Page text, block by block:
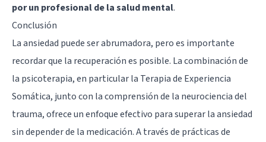
por un profesional de la salud mental.
Conclusión
La ansiedad puede ser abrumadora, pero es importante
recordar que la recuperación es posible. La combinación de
la psicoterapia, en particular la Terapia de Experiencia
Somática, junto con la comprensión de la neurociencia del
trauma, ofrece un enfoque efectivo para superar la ansiedad
sin depender de la medicación. A través de prácticas de